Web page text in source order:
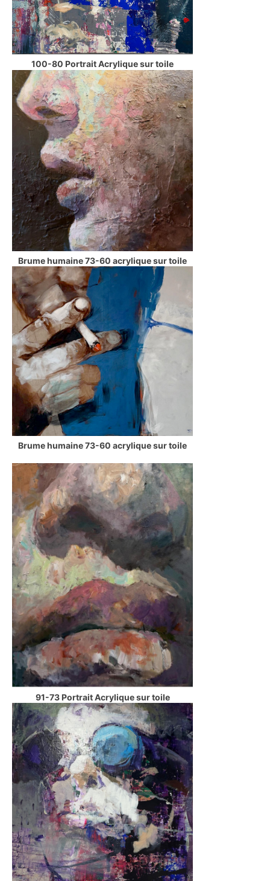
100-80 Portrait Acrylique sur toile
Brume humaine 73-60 acrylique sur toile
Brume humaine 73-60 acrylique sur toile
91-73 Portrait Acrylique sur toile